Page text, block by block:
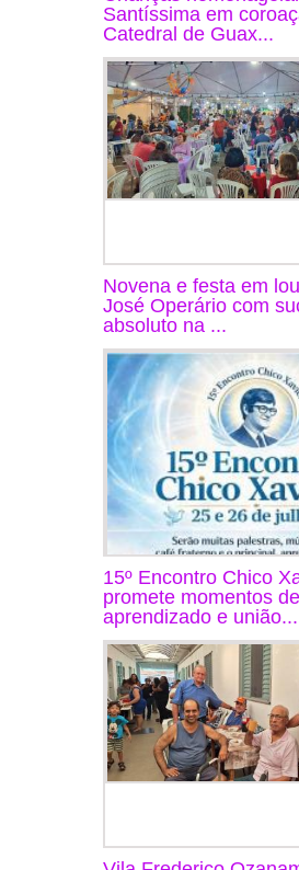
Santíssima em
Catedral de Guax...
Novena e festa em
José Operário com
absoluto na ...
15º Encontro Chico
promete momentos
aprendizado e união...